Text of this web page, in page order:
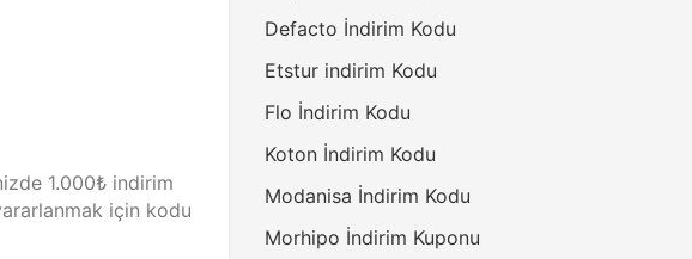
1.000₺ indirim
için kodu
Defacto İndirim Kodu
Etstur indirim Kodu
Flo İndirim Kodu
Koton İndirim Kodu
Modanisa İndirim Kodu
Morhipo İndirim Kuponu